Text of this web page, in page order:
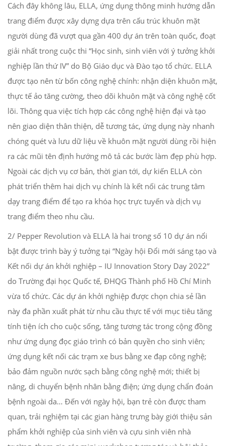
Cách đây không lâu, ELLA, ứng dụng thông minh hướng dẫn
trang điểm được xây dựng dựa trên cấu trúc khuôn mặt
người dùng đã vượt qua gần 400 dự án trên toàn quốc, đoạt
giải nhất trong cuộc thi “Học sinh, sinh viên với ý tưởng khởi
nghiệp lần thứ IV” do Bộ Giáo dục và Đào tạo tổ chức. ELLA
được tạo nên từ bốn công nghệ chính: nhận diện khuôn mặt,
thực tế ảo tăng cường, theo dõi khuôn mặt và công nghệ cốt
lõi. Thông qua việc tích hợp các công nghệ hiện đại và tạo
nên giao diện thân thiện, dễ tương tác, ứng dụng này nhanh
chóng quét và lưu dữ liệu về khuôn mặt người dùng rồi hiện
ra các mũi tên định hướng mô tả các bước làm đẹp phù hợp.
Ngoài các dịch vụ cơ bản, thời gian tới, dự kiến ELLA còn
phát triển thêm hai dịch vụ chính là kết nối các trung tâm
dạy trang điểm để tạo ra khóa học trực tuyến và dịch vụ
trang điểm theo nhu cầu.
2/ Pepper Revolution và ELLA là hai trong số 10 dự án nổi
bật được trình bày ý tưởng tại “Ngày hội Đổi mới sáng tạo và
Kết nối dự án khởi nghiệp – IU Innovation Story Day 2022”
do Trường đại học Quốc tế, ĐHQG Thành phố Hồ Chí Minh
vừa tổ chức. Các dự án khởi nghiệp được chọn chia sẻ lần
này đa phần xuất phát từ nhu cầu thực tế với mục tiêu tăng
tính tiện ích cho cuộc sống, tăng tương tác trong cộng đồng
như ứng dụng đọc giáo trình có bản quyền cho sinh viên;
ứng dụng kết nối các trạm xe bus bằng xe đạp công nghệ;
bảo đảm nguồn nước sạch bằng công nghệ mới; thiết bị
nâng, di chuyển bệnh nhân bằng điện; ứng dụng chẩn đoán
bệnh ngoài da… Đến với ngày hội, bạn trẻ còn được tham
quan, trải nghiệm tại các gian hàng trưng bày giới thiệu sản
phẩm khởi nghiệp của sinh viên và cựu sinh viên nhà